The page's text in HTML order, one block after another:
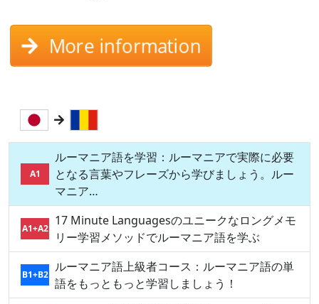
More information
A1
ルーマニア語を学習：ルーマニアで実際に必要
となる言葉やフレーズから学びましょう。ルー
マニア…
A1+A2
17 Minute Languagesのユニークなロングメモ
リー学習メソッドでルーマニア語を学ぶ
B1+B2
ルーマニア語上級者コース：ルーマニア語の単
語をもっともっと学習しましょう！